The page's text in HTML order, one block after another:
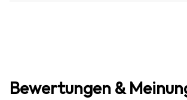
Bewertungen &